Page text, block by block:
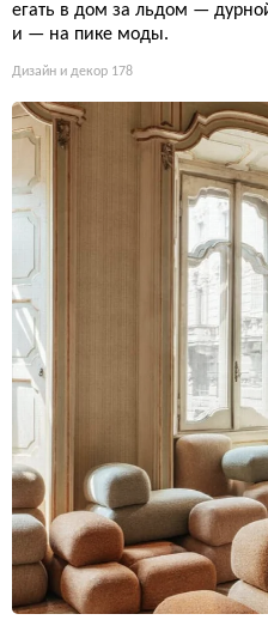
егать в дом за льдом —
и — на пике моды.
Дизайн и декор 178